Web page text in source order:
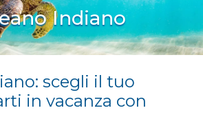
Indiano
scegli il tuo
in vacanza con